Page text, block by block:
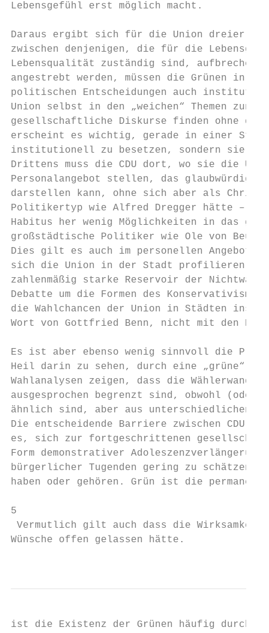
Lebensgefühl erst möglich macht.
Daraus ergibt sich für die Union dreierlei:
zwischen denjenigen, die für die
Lebensqualität zuständig sind,
angestrebt werden, müssen die Grünen in
politischen Entscheidungen auch
Union selbst in den „weichen“ Themen
gesellschaftliche Diskurse finden ohne die
erscheint es wichtig, gerade in einer
institutionell zu besetzen, sondern sie
Drittens muss die CDU dort, wo sie die
Personalangebot stellen, das glaubwürdig
darstellen kann, ohne sich aber als
Politikertyp wie Alfred Dregger hätte –
Habitus her wenig Möglichkeiten in das
großstädtische Politiker wie Ole von Beust
Dies gilt es auch im personellen Angebot
sich die Union in der Stadt profilieren,
zahlenmäßig starke Reservoir der
Debatte um die Formen des
die Wahlchancen der Union in Städten
Wort von Gottfried Benn, nicht mit den
Es ist aber ebenso wenig sinnvoll die
Heil darin zu sehen, durch eine „grüne“ CDU
Wahlanalysen zeigen, dass die
ausgesprochen begrenzt sind, obwohl
ähnlich sind, aber aus unterschiedlichen
Die entscheidende Barriere zwischen CDU
es, sich zur fortgeschrittenen
Form demonstrativer
bürgerlicher Tugenden gering zu
haben oder gehören. Grün ist die
5
Vermutlich gilt auch dass die
Wünsche offen gelassen hätte.
ist die Existenz der Grünen häufig durch